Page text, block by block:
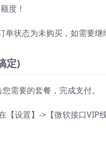
度！
状态为未购买，如需要继
定)
需要的套餐，完成支付。
【设置】->【微软接口